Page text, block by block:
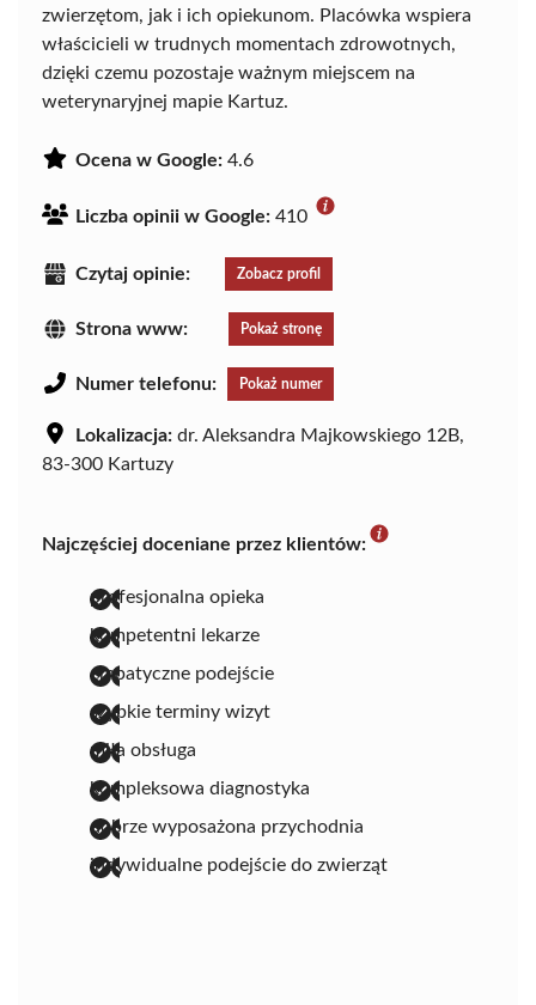
zwierzętom, jak i ich opiekunom. Placówka wspiera
właścicieli w trudnych momentach zdrowotnych,
dzięki czemu pozostaje ważnym miejscem na
weterynaryjnej mapie Kartuz.
Ocena w Google: 4.6
Liczba opinii w Google: 410
Czytaj opinie: Zobacz profil
Strona www: Pokaż stronę
Numer telefonu: Pokaż numer
Lokalizacja: dr. Aleksandra Majkowskiego 12B,
83-300 Kartuzy
Najczęściej doceniane przez klientów:
profesjonalna opieka
kompetentni lekarze
empatyczne podejście
szybkie terminy wizyt
miła obsługa
kompleksowa diagnostyka
dobrze wyposażona przychodnia
indywidualne podejście do zwierząt